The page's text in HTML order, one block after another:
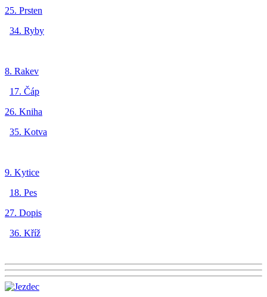
25. Prsten
34. Ryby
8. Rakev
17. Čáp
26. Kniha
35. Kotva
9. Kytice
18. Pes
27. Dopis
36. Kříž